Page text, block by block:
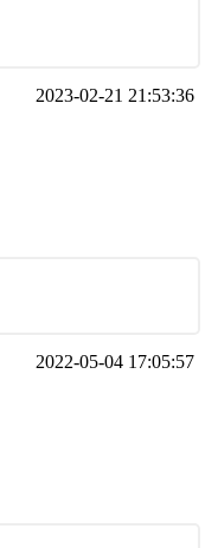
2023-02-21 21:53:36
2022-05-04 17:05:57